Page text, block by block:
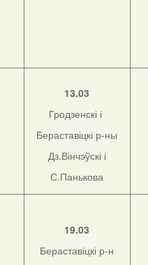
13.03
Гродзенскі і
Бераставіцкі р-ны
Дз.Вінчэўскі і
С.Панькова
19.03
Бераставіцкі р-н